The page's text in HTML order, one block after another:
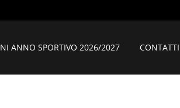
ANNO SPORTIVO 2026/2027 CONTATTI